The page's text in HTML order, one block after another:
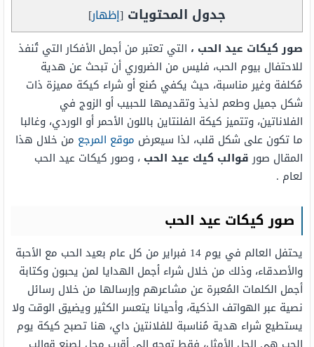
جدول المحتويات [إظهار]
صور كيكات عيد الحب ، التي تعتبر من أجمل الأفكار التي تُنفذ
للاحتفال بيوم الحب، فليس من الضروري أن تبحث عن هدية
مُكلفة وغير مناسبة، حيث يكفي صُنع أو شراء كيكة مميزة ذات
شكل جميل وطعم لذيذ وتقديمها للحبيب أو الزوج في
الفلاناتين، وتتميز كيكة الفلنتاين باللون الأحمر أو الوردي، وغالبا
ما تكون على شكل قلب، لذا سيعرض موقع المرجع من خلال هذا
المقال صورقوالب كيك عيد الحب ، وصور كيكات عيد الحب
لعام .
صور كيكات عيد الحب
يحتفل العالم في يوم 14 فبراير من كل عام بعيد الحب مع الأحبة
والأصدقاء، وذلك من خلال شراء أجمل الهدايا لمن يحبون وكتابة
أجمل الكلمات المُعبرة عن مشاعرهم وإرسالها من خلال رسائل
نصية عبر الهواتف الذكية، وأحيانا يتعسر الكثير ويضيق الوقت ولا
يستطيع شراء هدية مُناسبة للفلانتين داي، هنا تصبح كيكة يوم